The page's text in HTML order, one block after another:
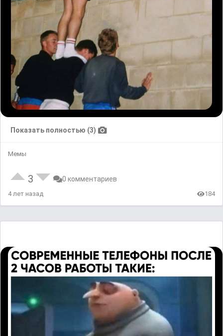
Показать полностью (3)
Мемы
3 0 комментариев
4 лет назад 184